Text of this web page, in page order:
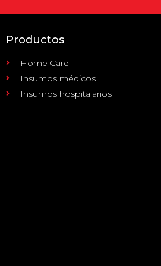
Productos
Home Care
Insumos médicos
Insumos hospitalarios